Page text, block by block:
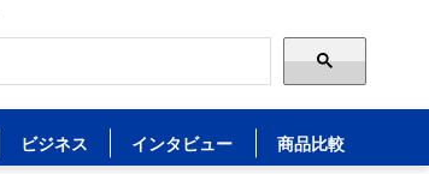
ビジネス インタビュー 商品比較